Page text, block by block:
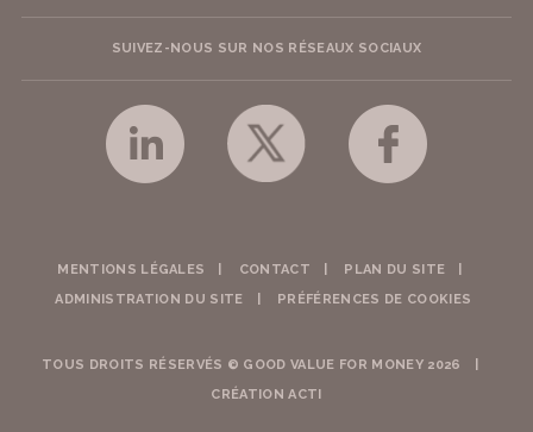
SUIVEZ-NOUS SUR NOS RÉSEAUX SOCIAUX
MENTIONS LÉGALES CONTACT
PLAN DU SITE
ADMINISTRATION DU SITE
PRÉFÉRENCES DE COOKIES
TOUS DROITS RÉSERVÉS © GOOD VALUE FOR MONEY 2026
CRÉATION ACTI